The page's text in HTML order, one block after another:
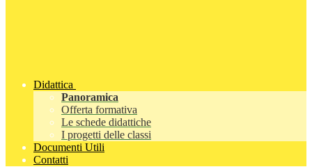
Didattica
Panoramica
Offerta formativa
Le schede didattiche
I progetti delle classi
Documenti Utili
Contatti